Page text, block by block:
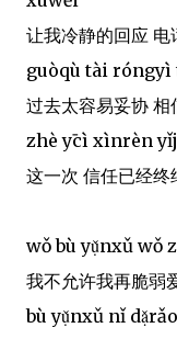
让我冷静的回应 电
guòqù tài
过去太容易妥协 相
zhè yị̄cì xìnrèn
这一次 信任已经终
wǒ bù yụ̌nxǔ wǒ
我不允许我再脆弱
bù yụ̌nxǔ nǐ